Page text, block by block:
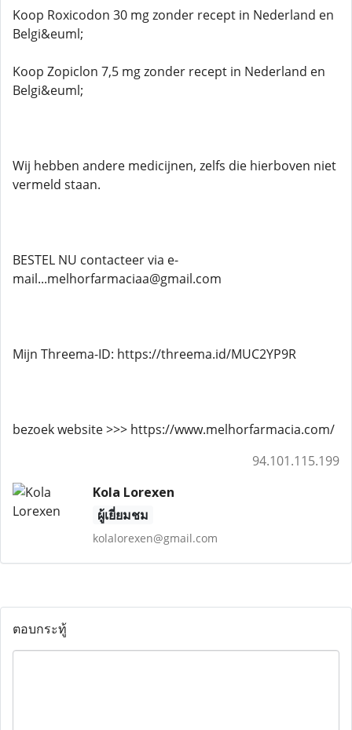
Koop Roxicodon 30 mg zonder recept in Nederland en
Belgi&euml;
Koop Zopiclon 7,5 mg zonder recept in Nederland en
Belgi&euml;
Wij hebben andere medicijnen, zelfs die hierboven niet
vermeld staan.
BESTEL NU contacteer via e-
mail...melhorfarmaciaa@gmail.com
Mijn Threema-ID: https://threema.id/MUC2YP9R
bezoek website >>> https://www.melhorfarmacia.com/
94.101.115.199
Kola Lorexen
ผู้เยี่ยมชม
kolalorexen@gmail.com
ตอบกระทู้